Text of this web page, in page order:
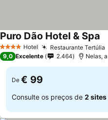
4 EstrelasHotel Restaurante Tertúlia
Puro Dão Hotel & Spa
9,0 Excelente 2.464 Nelas,
De € 99
Consulte os preços de 2 sites